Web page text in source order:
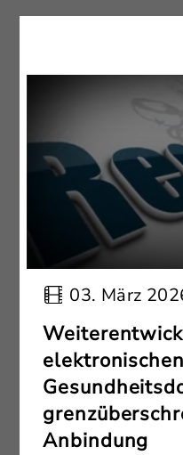
03. März
elektronischen
Anbindung